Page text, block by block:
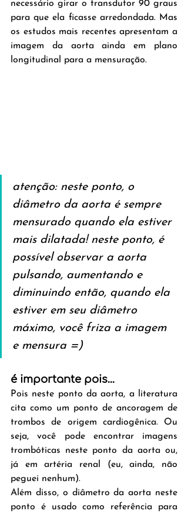
necessário girar o transdutor 90 graus
para que ela ficasse arredondada. Mas
os estudos mais recentes apresentam a
imagem da aorta ainda em plano
longitudinal para a mensuração.
atenção: neste ponto, o
diâmetro da aorta é sempre
mensurado quando ela estiver
mais dilatada! neste ponto, é
possível observar a aorta
pulsando, aumentando e
diminuindo então, quando ela
estiver em seu diâmetro
máximo, você friza a imagem
e mensura =)
é importante pois...
Pois neste ponto da aorta, a literatura
cita como um ponto de ancoragem de
trombos de origem cardiogênica. Ou
seja, você pode encontrar imagens
trombóticas neste ponto da aorta ou,
já em artéria renal (eu, ainda, não
peguei nenhum).
Além disso, o diâmetro da aorta neste
ponto é usado como referência para